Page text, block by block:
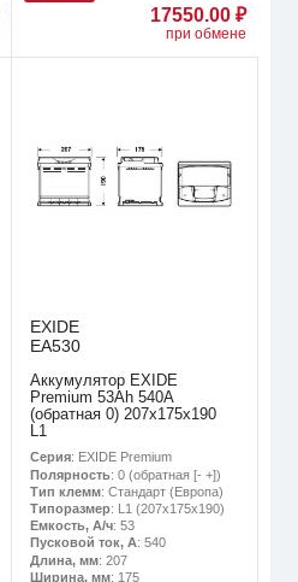
17550.00 ₽
при обмене
EXIDE
EA530
Аккумулятор EXIDE
Premium 53Ah 540A
(обратная 0) 207x175x190
L1
Серия: EXIDE Premium
Полярность: 0 (обратная [- +])
Тип клемм: Стандарт (Европа)
Типоразмер: L1 (207x175x190)
Емкость, А/ч: 53
Пусковой ток, А: 540
Длина, мм: 207
Ширина, мм: 175